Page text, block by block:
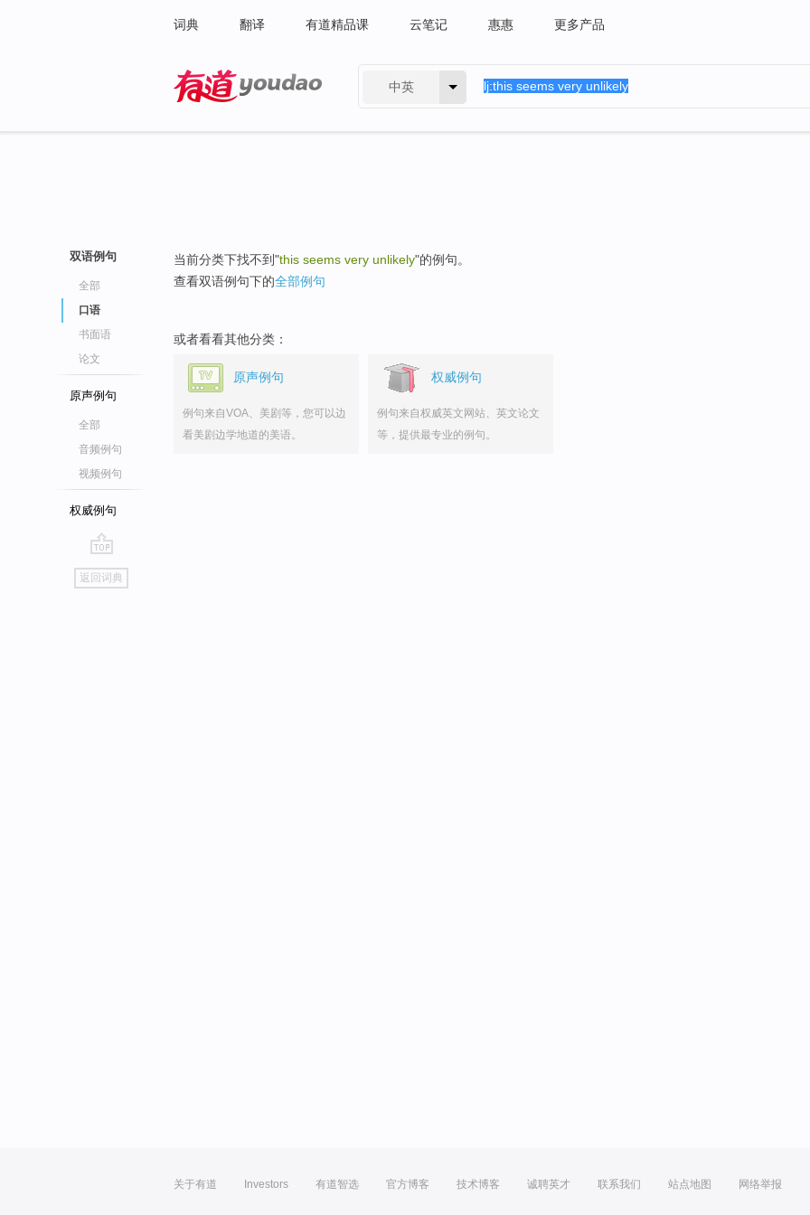
词典 翻译 有道精品课 云笔记 惠惠 更多产品
中英
双语例句
全部
口语
书面语
论文
原声例句
全部
音频例句
视频例句
权威例句
go
top
返回词典
当前分类下找不到"this seems very unlikely"的例句。
查看双语例句下的全部例句
或者看看其他分类：
原声例句
例句来自VOA、美剧等，您可以边
看美剧边学地道的美语。
权威例句
例句来自权威英文网站、英文论文
等，提供最专业的例句。
关于有道 Investors 有道智选 官方博客 技术博客 诚聘英才 联系我们 站点地图 网络举报